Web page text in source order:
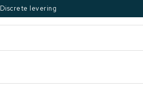
Discrete levering